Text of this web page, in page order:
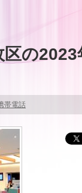
の
帯電話